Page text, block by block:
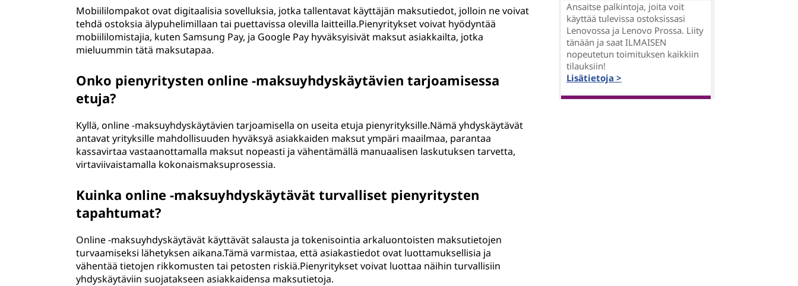
Mobiililompakot ovat digitaalisia sovelluksia, jotka tallentavat käyttäjän maksutiedot, jolloin ne voivat
tehdä ostoksia älypuhelimillaan tai puettavissa olevilla laitteilla.Pienyritykset voivat hyödyntää
mobiililomistajia, kuten Samsung Pay, ja Google Pay hyväksyisivät maksut asiakkailta, jotka
mieluummin tätä maksutapaa.
Onko pienyritysten online -maksuyhdyskäytävien tarjoamisessa
etuja?
Kyllä, online -maksuyhdyskäytävien tarjoamisella on useita etuja pienyrityksille.Nämä yhdyskäytävät
antavat yrityksille mahdollisuuden hyväksyä asiakkaiden maksut ympäri maailmaa, parantaa
kassavirtaa vastaanottamalla maksut nopeasti ja vähentämällä manuaalisen laskutuksen tarvetta,
virtaviivaistamalla kokonaismaksuprosessia.
Kuinka online -maksuyhdyskäytävät turvalliset pienyritysten
tapahtumat?
Online -maksuyhdyskäytävät käyttävät salausta ja tokenisointia arkaluontoisten maksutietojen
turvaamiseksi lähetyksen aikana.Tämä varmistaa, että asiakastiedot ovat luottamuksellisia ja
vähentää tietojen rikkomusten tai petosten riskiä.Pienyritykset voivat luottaa näihin turvallisiin
yhdyskäytäviin suojatakseen asiakkaidensa maksutietoja.
Ansaitse palkintoja, joita voit
käyttää tulevissa ostoksissasi
Lenovossa ja Lenovo Prossa. Liity
tänään ja saat ILMAISEN
nopeutetun toimituksen kaikkiin
tilauksiin!
Lisätietoja >